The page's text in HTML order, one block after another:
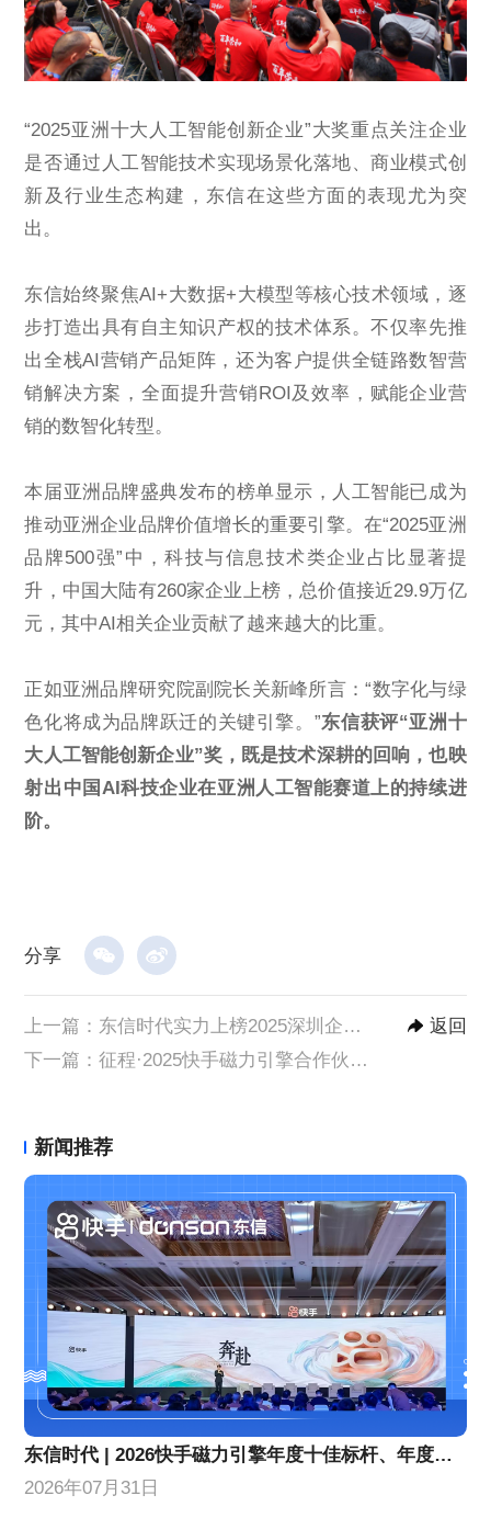
“2025亚洲十大人工智能创新企业”大奖重点关注企业
是否通过人工智能技术实现场景化落地、商业模式创
新及行业生态构建，东信在这些方面的表现尤为突
出。
东信始终聚焦AI+大数据+大模型等核心技术领域，逐
步打造出具有自主知识产权的技术体系。不仅率先推
出全栈AI营销产品矩阵，还为客户提供全链路数智营
销解决方案，全面提升营销ROI及效率，赋能企业营
销的数智化转型。
本届亚洲品牌盛典发布的榜单显示，人工智能已成为
推动亚洲企业品牌价值增长的重要引擎。在“2025亚洲
品牌500强”中，科技与信息技术类企业占比显著提
升，中国大陆有260家企业上榜，总价值接近29.9万亿
元，其中AI相关企业贡献了越来越大的比重。
正如亚洲品牌研究院副院长关新峰所言：“数字化与绿
色化将成为品牌跃迁的关键引擎。”东信获评“亚洲十
大人工智能创新企业”奖，既是技术深耕的回响，也映
射出中国AI科技企业在亚洲人工智能赛道上的持续进
阶。
分享
上一篇：
​东信时代实力上榜2025深圳企业500强，跃居现代服务业企业百强前列​​
下一篇：
征程·2025快手磁力引擎合作伙伴大会|东信时代荣获两项年度荣誉
返回
新闻推荐
东信时代 | 2026快手磁力引擎年度十佳标杆、年度优秀合作伙伴！
2026年07月31日